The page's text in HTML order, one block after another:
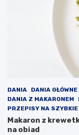
DANIA DANIA GŁÓWNE
DANIA Z MAKARONEM
PRZEPISY NA
Makaron z
na obiad